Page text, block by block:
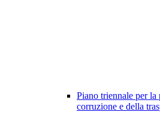
Piano triennale per la
corruzione e della